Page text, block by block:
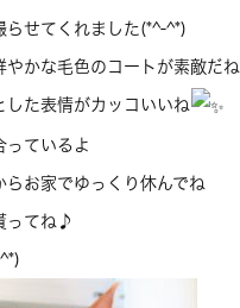
らせてくれました(*^-^*)
やかな毛色のコートが素敵だね
した表情がカッコいいね
っているよ
お家でゆっくり休んでね
ってね♪